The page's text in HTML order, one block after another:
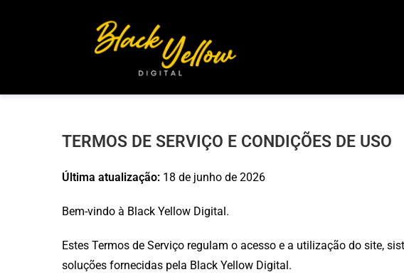
TERMOS DE SERVIÇO E CONDIÇÕES DE USO
Última atualização: 18 de junho de 2026
Bem-vindo à Black Yellow Digital.
Estes Termos de Serviço regulam o acesso e a utilização do site,
soluções fornecidas pela Black Yellow Digital.